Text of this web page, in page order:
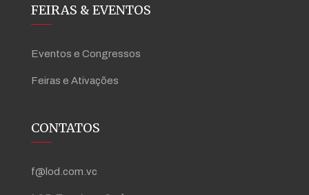
FEIRAS & EVENTOS
Eventos e Congressos
Feiras e Ativações
CONTATOS
f@lod.com.vc